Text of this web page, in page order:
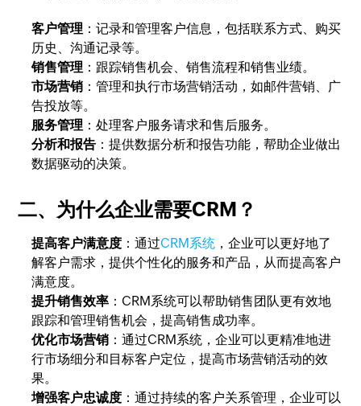
客户管理 ：记录和管理客户信息，包括联系方式、购买
历史、沟通记录等。
销售管理 ：跟踪销售机会、销售流程和销售业绩。
市场营销 ：管理和执行市场营销活动，如邮件营销、广
告投放等。
服务管理 ：处理客户服务请求和售后服务。
分析和报告 ：提供数据分析和报告功能，帮助企业做出
数据驱动的决策。
二、为什么企业需要CRM？
提高客户满意度 ：通过CRM系统 ，企业可以更好地了
解客户需求，提供个性化的服务和产品，从而提高客户
满意度。
提升销售效率 ：CRM系统可以帮助销售团队更有效地
跟踪和管理销售机会，提高销售成功率。
优化市场营销 ：通过CRM系统，企业可以更精准地进
行市场细分和目标客户定位，提高市场营销活动的效
果。
增强客户忠诚度 ：通过持续的客户关系管理，企业可以